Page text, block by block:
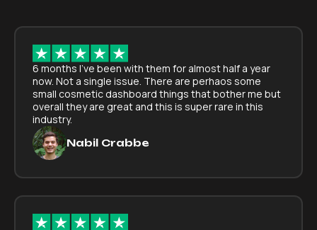
6 months I've been with them for almost half a year
now. Not a single issue. There are perhaos some
small cosmetic dashboard things that bother me but
overall they are great and this is super rare in this
industry.
Nabil Crabbe